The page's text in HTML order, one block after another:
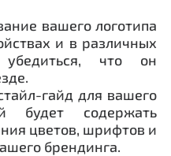
вашего логотипа
и в различных
что он
гайд для вашего
будет содержать
цветов, шрифтов и
брендинга.